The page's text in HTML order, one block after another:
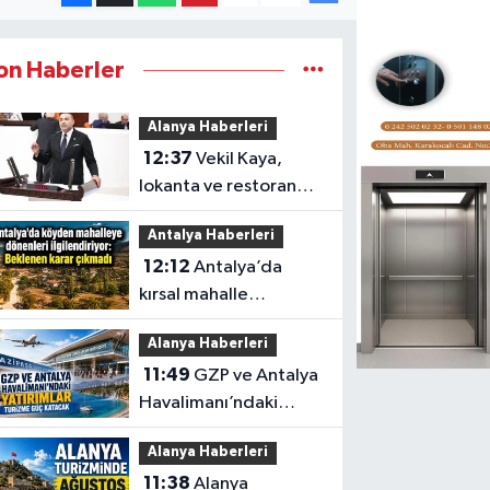
Haberler
Alanya Haberleri
12:37 Vekil Kaya,
lokanta ve restoran
işletmecilerinin
sorunlarını TBMM’ye
taşıdı
Antalya Haberleri
12:12 Antalya’da
kırsal mahalle
başvurularında süreç
sonuçlanmadı
Alanya Haberleri
11:49
Havalimanı’ndaki
yatırımlar turizme güç
katacak
Alanya Haberleri
11:38 Alanya